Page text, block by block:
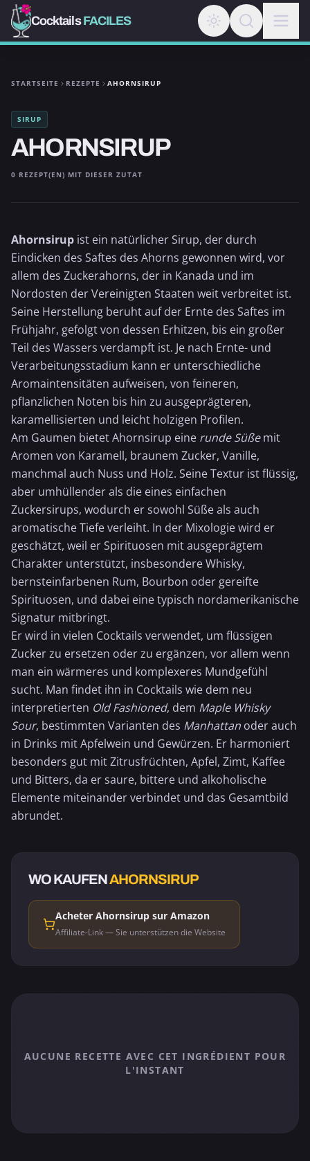
CocktailsFACILES
STARTSEITE REZEPTE AHORNSIRUP
SIRUP
AHORNSIRUP
0 REZEPT(EN) MIT DIESER ZUTAT
Ahornsirup ist ein natürlicher Sirup, der durch
Eindicken des Saftes des Ahorns gewonnen wird, vor
allem des Zuckerahorns, der in Kanada und im
Nordosten der Vereinigten Staaten weit verbreitet ist.
Seine Herstellung beruht auf der Ernte des Saftes im
Frühjahr, gefolgt von dessen Erhitzen, bis ein großer
Teil des Wassers verdampft ist. Je nach Ernte- und
Verarbeitungsstadium kann er unterschiedliche
Aromaintensitäten aufweisen, von feineren,
pflanzlichen Noten bis hin zu ausgeprägteren,
karamellisierten und leicht holzigen Profilen.
Am Gaumen bietet Ahornsirup eine runde Süßemit
Aromen von Karamell, braunem Zucker, Vanille,
manchmal auch Nuss und Holz. Seine Textur ist flüssig,
aber umhüllender als die eines einfachen
Zuckersirups, wodurch er sowohl Süße als auch
aromatische Tiefe verleiht. In der Mixologie wird er
geschätzt, weil er Spirituosen mit ausgeprägtem
Charakter unterstützt, insbesondereWhisky,
bernsteinfarbenen Rum, Bourbon oder gereifte
Spirituosen, und dabei eine typisch nordamerikanische
Signatur mitbringt.
Er wird in vielen Cocktails verwendet, um flüssigen
Zucker zu ersetzen oder zu ergänzen, vor allem wenn
man ein wärmeres und komplexeres Mundgefühl
sucht. Man findet ihn in Cocktails wie dem neu
interpretierten Old Fashioned, dem Maple Whisky
Sour, bestimmten Varianten des Manhattan oder auch
in Drinks mitApfelwein und Gewürzen. Er harmoniert
besonders gut mit Zitrusfrüchten, Apfel, Zimt, Kaffee
und Bitters, da er saure, bittere und alkoholische
Elemente miteinander verbindet und das Gesamtbild
abrundet.
WO KAUFENAHORNSIRUP
Acheter Ahornsirup sur Amazon
Affiliate-Link — Sie unterstützen die Website
AUCUNE RECETTE AVEC CET INGRÉDIENT POUR
L'INSTANT